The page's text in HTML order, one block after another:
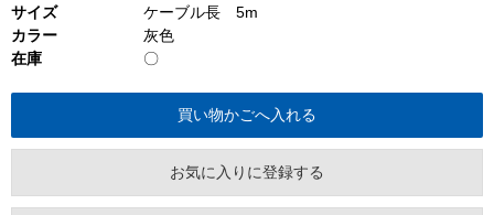
サイズ
ケーブル長 5m
カラー
灰色
在庫
〇
お気に入りに登録する